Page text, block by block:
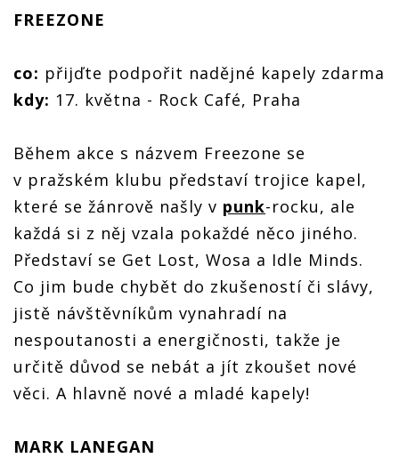
FREEZONE
co: přijďte podpořit nadějné kapely zdarma
kdy: 17. května - Rock Café, Praha
Během akce s názvem Freezone se
v pražském klubu představí trojice kapel,
které se žánrově našly v punk-rocku, ale
každá si z něj vzala pokaždé něco jiného.
Představí se Get Lost, Wosa a Idle Minds.
Co jim bude chybět do zkušeností či slávy,
jistě návštěvníkům vynahradí na
nespoutanosti a energičnosti, takže je
určitě důvod se nebát a jít zkoušet nové
věci. A hlavně nové a mladé kapely!
MARK LANEGAN